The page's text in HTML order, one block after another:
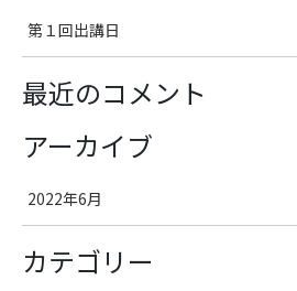
第１回出講日
最近のコメント
アーカイブ
2022年6月
カテゴリー